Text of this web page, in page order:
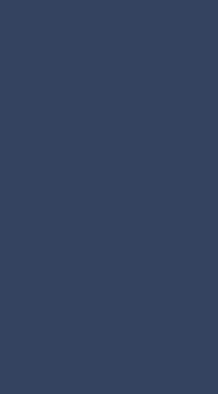
berbentuk khusus ini. Bubuk dan bahan pelapis
yang tinggi.